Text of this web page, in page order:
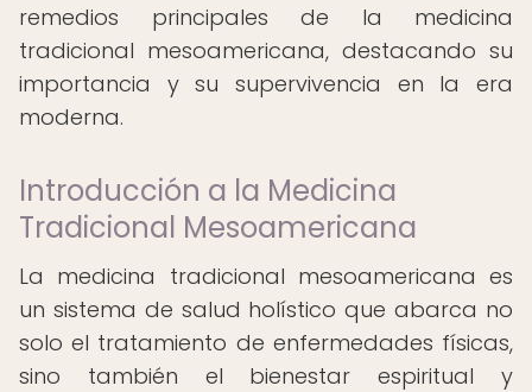
remedios principales de la medicina
tradicional mesoamericana, destacando su
importancia y su supervivencia en la era
moderna.
Introducción a la Medicina
Tradicional Mesoamericana
La medicina tradicional mesoamericana es
un sistema de salud holístico que abarca no
solo el tratamiento de enfermedades físicas,
sino también el bienestar espiritual y